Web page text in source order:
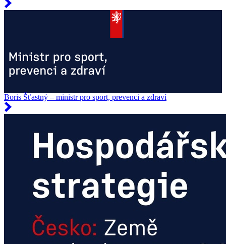
Boris Šťastný – ministr pro sport, prevenci a zdraví